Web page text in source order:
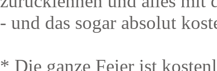
- und das sogar absolut
* Die ganze Feier ist